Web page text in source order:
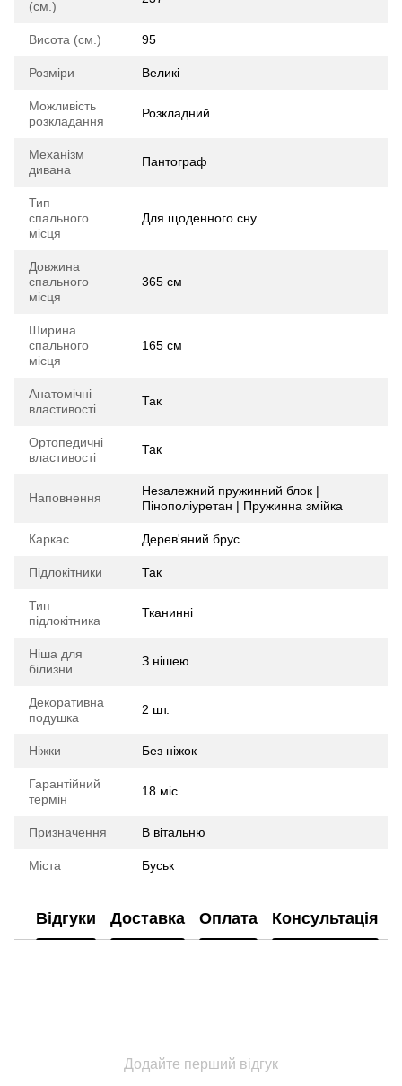
(см.)
Висота (см.) 95
Розміри Великі
Можливість
розкладання
Розкладний
Механізм
дивана
Пантограф
Тип
спального
місця
Для щоденного сну
Довжина
спального
місця
365 см
Ширина
спального
місця
165 см
Анатомічні
властивості
Так
Ортопедичні
властивості
Так
Наповнення
Незалежний пружинний блок |
Пінополіуретан | Пружинна змійка
Каркас Дерев'яний брус
Підлокітники Так
Тип
підлокітника
Тканинні
Ніша для
білизни
З нішею
Декоративна
подушка
2 шт.
Ніжки Без ніжок
Гарантійний
термін
18 міс.
Призначення В вітальню
Міста Буськ
Відгуки Доставка Оплата Консультація
Додайте перший відгук